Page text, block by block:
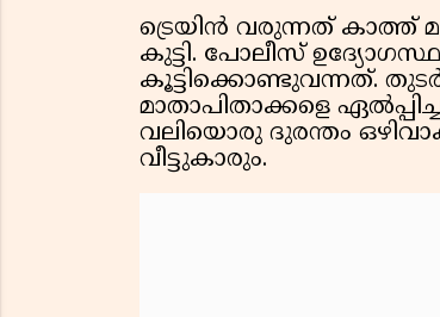
ട്രെയിൻ വരുന്നത് കാത്ത്
കുട്ടി. പോലീസ്
കൂട്ടിക്കൊണ്ടുവന്നത്.
മാതാപിതാക്കളെ
വലിയൊരു ദുരന്തം
വീട്ടുകാരും.